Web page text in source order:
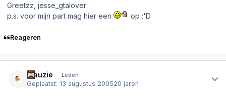
Greetzz, jesse_gtalover
p.s. voor mijn part mag hier een
op :'D
Reageren
Wauzie Leden
Geplaatst:13 augustus 200520 jaren